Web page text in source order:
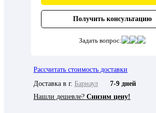
Получить консультацию
Задать вопрос:
Рассчитать стоимость доставки
Доставка в г. Барнаул
7-9 дней
Нашли дешевле? Снизим цену!